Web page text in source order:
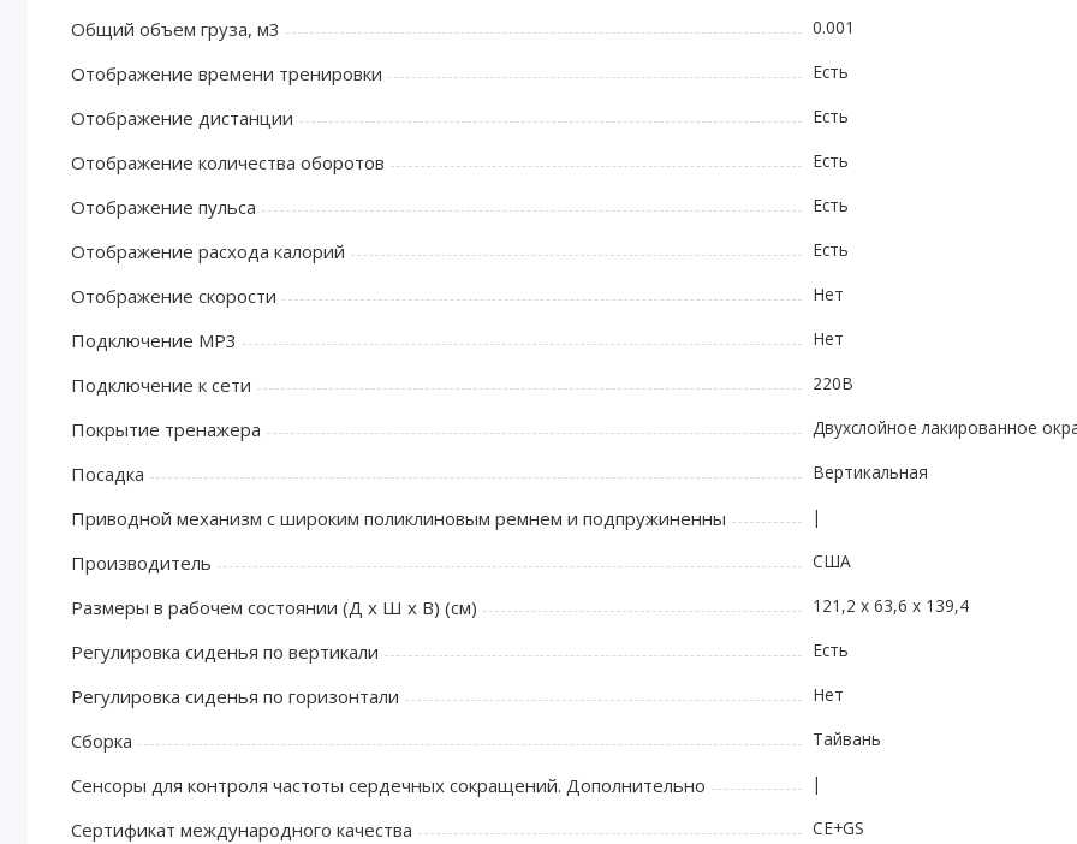
Общий объем груза, м3 0.001
Отображение времени тренировки Есть
Отображение дистанции Есть
Отображение количества оборотов Есть
Отображение пульса Есть
Отображение расхода калорий Есть
Отображение скорости Нет
Подключение MP3 Нет
Подключение к сети 220В
Покрытие тренажера Двухслойное лакированное
Посадка Вертикальная
Приводной механизм с широким поликлиновым ремнем и подпружиненны |
Производитель США
Размеры в рабочем состоянии (Д х Ш х В) (см) 121,2 x 63,6 x 139,4
Регулировка сиденья по вертикали Есть
Регулировка сиденья по горизонтали Нет
Сборка Тайвань
Сенсоры для контроля частоты сердечных сокращений. Дополнительно |
Сертификат международного качества CE+GS